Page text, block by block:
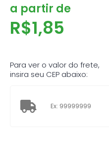
a partir de
R$1,85
Para ver o valor do frete,
insira seu CEP abaixo: